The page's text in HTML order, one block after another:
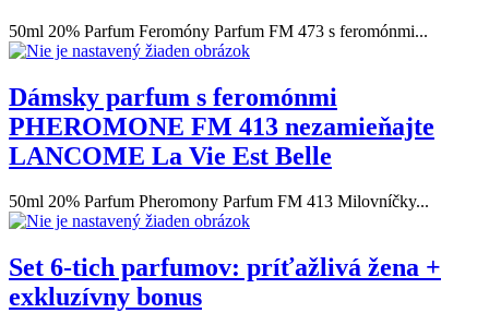
50ml 20% Parfum Feromóny Parfum FM 473 s feromónmi...
Dámsky parfum s feromónmi
PHEROMONE FM 413 nezamieňajte
LANCOME La Vie Est Belle
50ml 20% Parfum Pheromony Parfum FM 413 Milovníčky...
Set 6-tich parfumov: príťažlivá žena +
exkluzívny bonus